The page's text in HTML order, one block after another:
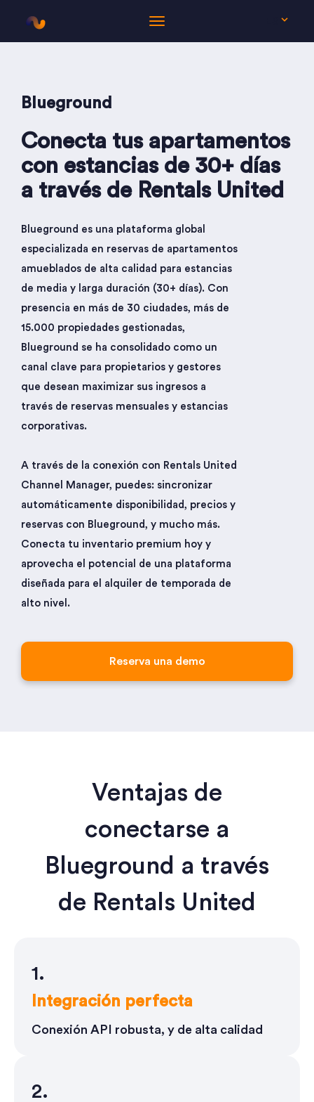
Blueground
Conecta tus apartamentos
con estancias de 30+ días
a través de Rentals United
Blueground es una plataforma global
especializada en reservas de apartamentos
amueblados de alta calidad para estancias
de media y larga duración (30+ días). Con
presencia en más de 30 ciudades, más de
15.000 propiedades gestionadas,
Blueground se ha consolidado como un
canal clave para propietarios y gestores
que desean maximizar sus ingresos a
través de reservas mensuales y estancias
corporativas.
A través de la conexión con Rentals United
Channel Manager, puedes: sincronizar
automáticamente disponibilidad, precios y
reservas con Blueground, y mucho más.
Conecta tu inventario premium hoy y
aprovecha el potencial de una plataforma
diseñada para el alquiler de temporada de
alto nivel.
Reserva una demo
Ventajas de
conectarse a
Blueground a través
de Rentals United
1.
Integración perfecta
Conexión API robusta, y de alta calidad
2.